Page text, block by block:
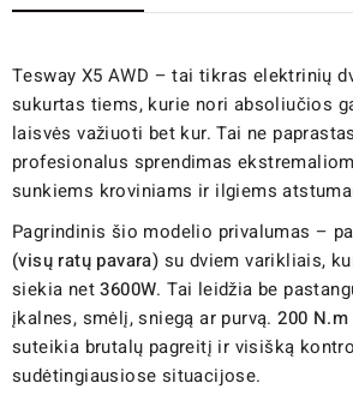
Tesway X5 AWD – tai tikras elektrinių
sukurtas tiems, kurie nori absoliučios
laisvės važiuoti bet kur. Tai ne
profesionalus sprendimas
sunkiems kroviniams ir ilgiems
Pagrindinis šio modelio privalumas –
(visų ratų pavara) su dviem varikliais,
siekia net3600W. Tai leidžia be
įkalnes, smėlį, sniegą ar purvą.200
suteikia brutalų pagreitį ir visišką
sudėtingiausiose situacijose.